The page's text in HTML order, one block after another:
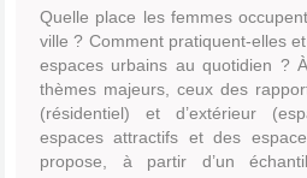
Quelle place les femmes
ville ? Comment pratiquent-elles
espaces urbains au quotidien ?
thèmes majeurs, ceux des
(résidentiel) et d’extérieur
espaces attractifs et des
propose, à partir d’un